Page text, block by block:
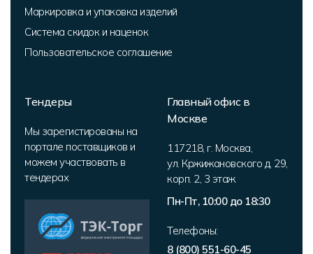
Маркировка и упаковка изделий
Система скидок и наценок
Пользовательское соглашение
Тендеры
Мы зарегистированы на
портале поставщиков и
можем участвовать в
тендерах
Главный офис в
Москве
117218, г. Москва,
ул. Кржижановского д. 29,
корп. 2, 3 этаж
Пн-Пт, 10:00 до 18:30
Телефоны:
8 (800) 551-60-45